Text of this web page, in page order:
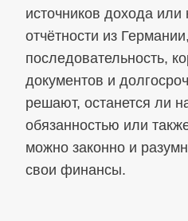
источников дохода или
отчётности из Германии,
последовательность,
документов и
решают, останется ли
обязанностью или
можно законно и
свои финансы.